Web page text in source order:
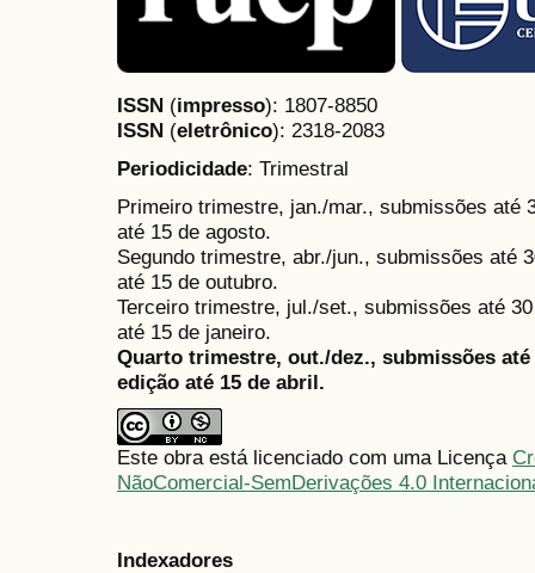
ISSN (impresso): 1807-8850
ISSN (eletrônico): 2318-2083
Periodicidade: Trimestral
Primeiro trimestre, jan./mar., submissões até
até 15 de agosto.
Segundo trimestre, abr./jun., submissões até
até 15 de outubro.
Terceiro trimestre, jul./set., submissões até
até 15 de janeiro.
Quarto trimestre, out./dez., submissões
edição até 15 de abril.
Este obra está licenciado com uma Licença
NãoComercial-SemDerivações 4.0
Indexadores